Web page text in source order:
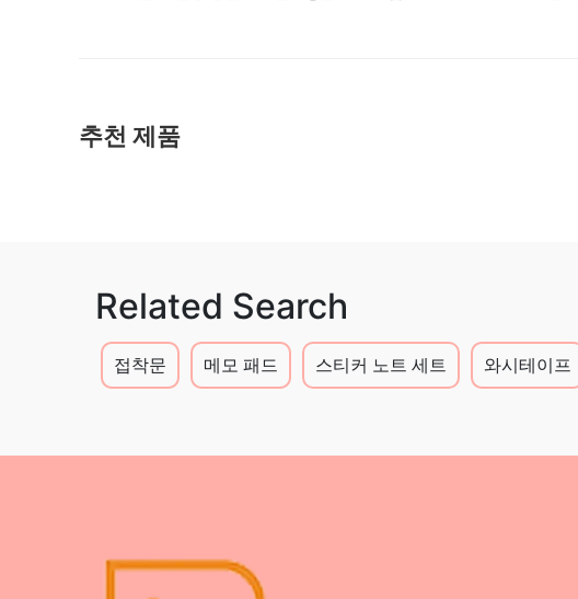
추천 제품
Related Search
접착문 메모 패드 스티커 노트 세트 와시테이프